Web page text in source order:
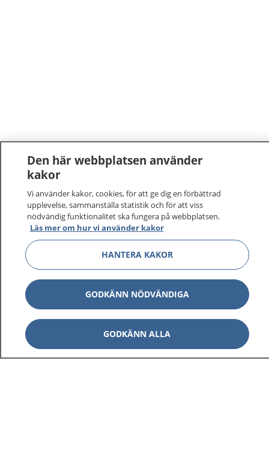
Den här webbplatsen använder
kakor
Vi använder kakor, cookies, för att ge dig en förbättrad
upplevelse, sammanställa statistik och för att viss
nödvändig funktionalitet ska fungera på webbplatsen.
Läs mer om hur vi använder kakor
HANTERA KAKOR
GODKÄNN NÖDVÄNDIGA
GODKÄNN ALLA